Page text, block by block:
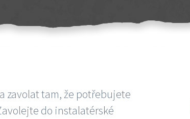
zavolat tam, že potřebujete
do instalatérské